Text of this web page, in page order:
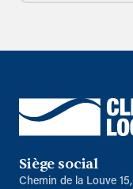
Siège social
Chemin de la Louve 15,